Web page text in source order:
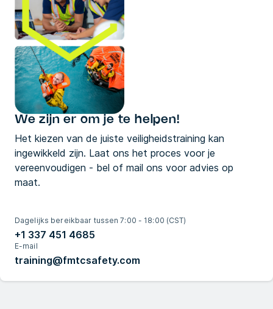
We zijn er om je te helpen!
Het kiezen van de juiste veiligheidstraining kan
ingewikkeld zijn. Laat ons het proces voor je
vereenvoudigen - bel of mail ons voor advies op
maat.
Dagelijks bereikbaar tussen 7:00 - 18:00 (CST)
+1 337 451 4685
E-mail
training@fmtcsafety.com